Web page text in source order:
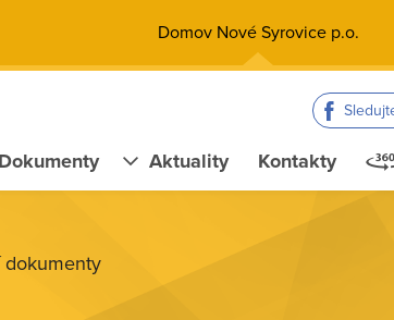
Domov Nové Syrovice p.o.
Dokumenty Aktuality Kontakty
dokumenty